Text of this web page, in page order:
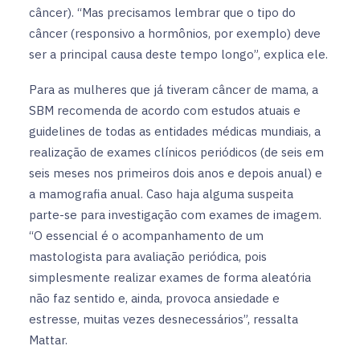
câncer). “Mas precisamos lembrar que o tipo do
câncer (responsivo a hormônios, por exemplo) deve
ser a principal causa deste tempo longo”, explica ele.
Para as mulheres que já tiveram câncer de mama, a
SBM recomenda de acordo com estudos atuais e
guidelines de todas as entidades médicas mundiais, a
realização de exames clínicos periódicos (de seis em
seis meses nos primeiros dois anos e depois anual) e
a mamografia anual. Caso haja alguma suspeita
parte-se para investigação com exames de imagem.
“O essencial é o acompanhamento de um
mastologista para avaliação periódica, pois
simplesmente realizar exames de forma aleatória
não faz sentido e, ainda, provoca ansiedade e
estresse, muitas vezes desnecessários”, ressalta
Mattar.